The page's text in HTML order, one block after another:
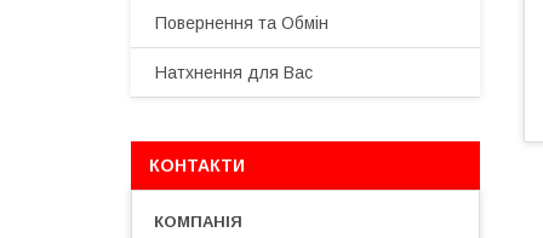
Повернення та Обмін
Натхнення для Вас
КОНТАКТИ